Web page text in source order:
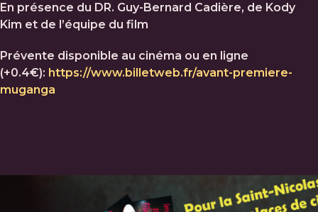
En présence du DR. Guy-Bernard Cadière, de Kody
Kim et de l’équipe du film
Prévente disponible au cinéma ou en ligne
(+0.4€): https://www.billetweb.fr/avant-premiere-
muganga